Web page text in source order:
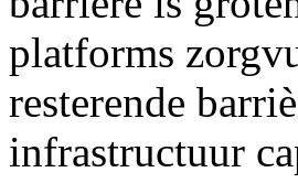
platforms
resterende
infrastructuur